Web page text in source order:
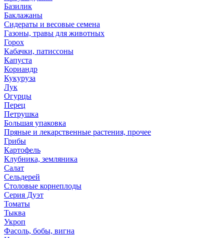
Базилик
Баклажаны
Сидераты и весовые семена
Газоны, травы для животных
Горох
Кабачки, патиссоны
Капуста
Кориандр
Кукуруза
Лук
Огурцы
Перец
Петрушка
Большая упаковка
Пряные и лекарственные растения, прочее
Грибы
Картофель
Клубника, земляника
Салат
Сельдерей
Столовые корнеплоды
Серия Дуэт
Томаты
Тыква
Укроп
Фасоль, бобы, вигна